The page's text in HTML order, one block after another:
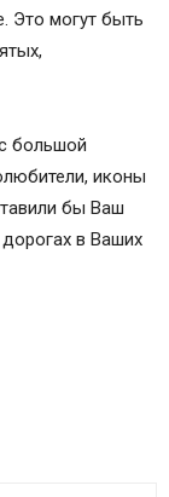
Это могут быть
большой
иконы
бы Ваш
в Ваших